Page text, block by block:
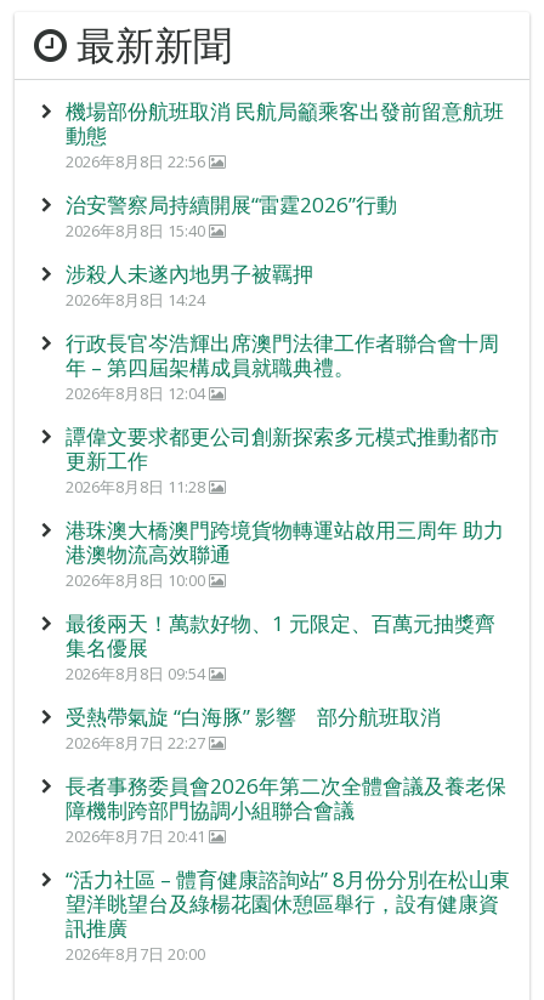
最新新聞
機場部份航班取消 民航局籲乘客出發前留意航班
動態
2026年8月8日 22:56
治安警察局持續開展“雷霆2026”行動
2026年8月8日 15:40
涉殺人未遂內地男子被羈押
2026年8月8日 14:24
行政長官岑浩輝出席澳門法律工作者聯合會十周
年 – 第四屆架構成員就職典禮。
2026年8月8日 12:04
譚偉文要求都更公司創新探索多元模式推動都市
更新工作
2026年8月8日 11:28
港珠澳大橋澳門跨境貨物轉運站啟用三周年 助力
港澳物流高效聯通
2026年8月8日 10:00
最後兩天！萬款好物、1 元限定、百萬元抽獎齊
集名優展
2026年8月8日 09:54
受熱帶氣旋 “白海豚” 影響 部分航班取消
2026年8月7日 22:27
長者事務委員會2026年第二次全體會議及養老保
障機制跨部門協調小組聯合會議
2026年8月7日 20:41
“活力社區 – 體育健康諮詢站” 8月份分別在松山東
望洋眺望台及綠楊花園休憩區舉行，設有健康資
訊推廣
2026年8月7日 20:00